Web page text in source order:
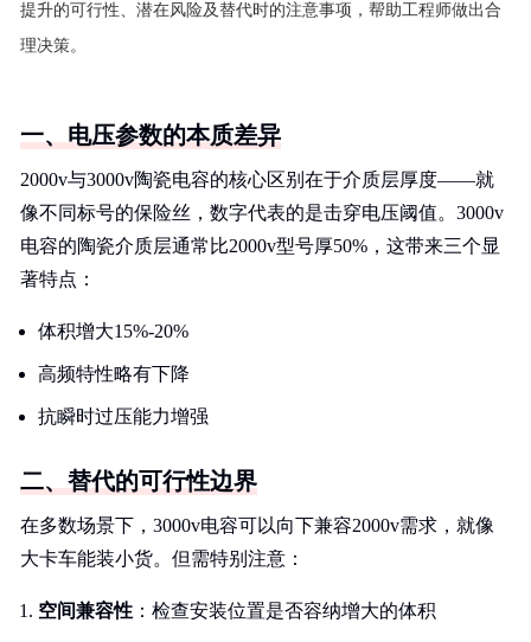
提升的可行性、潜在风险及替代时的注意事项，帮助工程师做出合
理决策。
一、电压参数的本质差异
2000v与3000v陶瓷电容的核心区别在于介质层厚度——就
像不同标号的保险丝，数字代表的是击穿电压阈值。3000v
电容的陶瓷介质层通常比2000v型号厚50%，这带来三个显
著特点：
体积增大15%-20%
高频特性略有下降
抗瞬时过压能力增强
二、替代的可行性边界
在多数场景下，3000v电容可以向下兼容2000v需求，就像
大卡车能装小货。但需特别注意：
空间兼容性 ：检查安装位置是否容纳增大的体积